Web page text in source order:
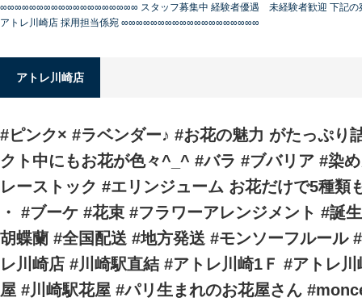
∞∞∞∞∞∞∞∞∞∞∞∞∞∞∞∞∞∞∞ スタッフ募集中 経験者優遇 未経験者歓迎 下記の宛
アトレ川崎店 採用担当係宛 ∞∞∞∞∞∞∞∞∞∞∞∞∞∞∞∞∞∞∞
アトレ川崎店
#ピンク× #ラベンダー♪ #お花の魅力 がたっぷり
クト中にもお花が色々^_^ #バラ #ブバリア #染
レーストック #エリンジューム お花だけで5種類
・ #ブーケ #花束 #フラワーアレンジメント #誕
胡蝶蘭 #全国配送 #地方発送 #モンソーフルール
レ川崎店 #川崎駅直結 #アトレ川崎1Ｆ #アトレ
屋 #川崎駅花屋 #パリ生まれのお花屋さん